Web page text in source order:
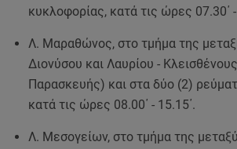
κυκλοφορίας, κατά τις ώρες 07.30΄ -
Λ. Μαραθώνος, στο τμήμα της
Διονύσου και Λαυρίου -
Παρασκευής) και στα δύο (2)
κατά τις ώρες 08.00΄ - 15.15΄.
Λ. Μεσογείων, στο τμήμα της